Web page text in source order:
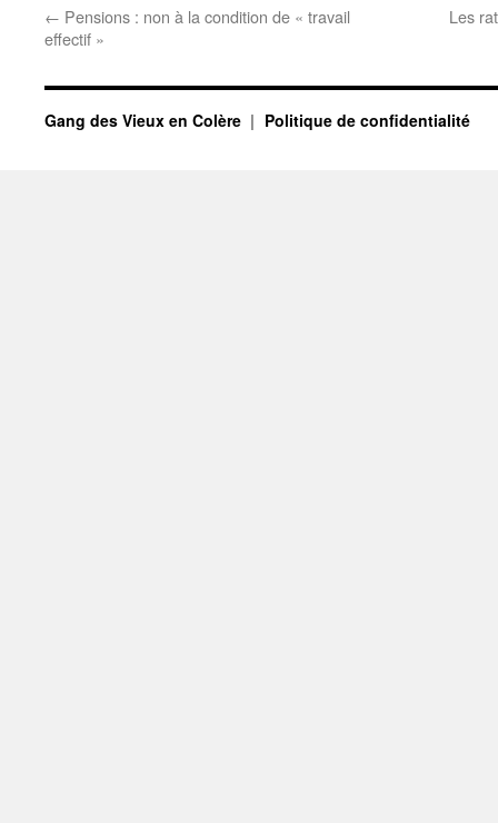
← Pensions : non à la condition de « travail
effectif »
Les
Gang des Vieux en Colère Politique de confidentialité